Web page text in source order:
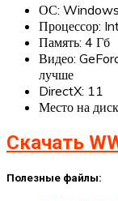
ОС: Windows
Процессор:
Память: 4 Гб
Видео:
лучше
DirectX: 11
Место на
Скачать
Полезные файлы: